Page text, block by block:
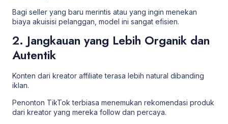
Bagi seller yang baru merintis atau yang ingin menekan
biaya akuisisi pelanggan, model ini sangat efisien.
2. Jangkauan yang Lebih Organik dan
Autentik
Konten dari kreator affiliate terasa lebih natural dibanding
iklan.
Penonton TikTok terbiasa menemukan rekomendasi produk
dari kreator yang mereka follow dan percaya.